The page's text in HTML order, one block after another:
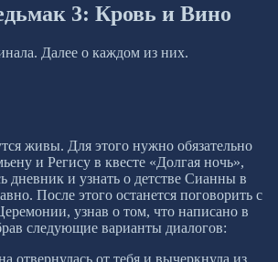
3: Кровь и Вино
Далее о каждом из них.
живы. Для этого нужно обязательно
и Регису в квесте «Долгая ночь»,
дневник и узнать о детстве Сианны в
После этого останется поговорить с
узнав о том, что написано в
следующие варианты диалогов:
отвернулась от тебя и вычеркнула из